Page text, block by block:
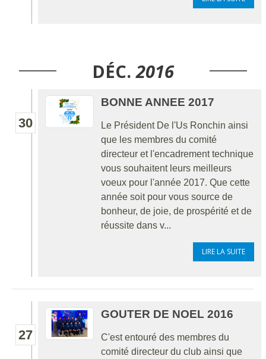
DÉC. 2016
30
BONNE ANNEE 2017
Le Président De l'Us Ronchin ainsi
que les membres du comité
directeur et l'encadrement technique
vous souhaitent leurs meilleurs
voeux pour l'année 2017. Que cette
année soit pour vous source de
bonheur, de joie, de prospérité et de
réussite dans v...
LIRE LA SUITE
27
GOUTER DE NOEL 2016
C'est entouré des membres du
comité directeur du club ainsi que